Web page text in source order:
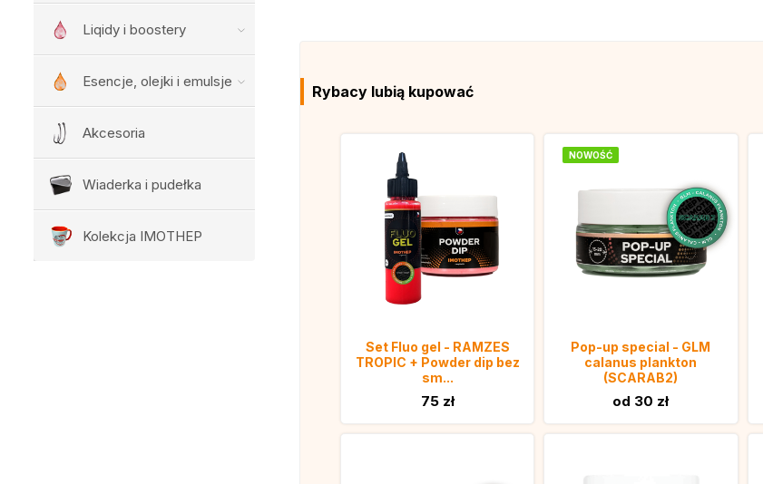
Liqidy i boostery
Esencje, olejki i emulsje
Akcesoria
Wiaderka i pudełka
Kolekcja IMOTHEP
Rybacy lubią kupować
Set Fluo gel - RAMZES
TROPIC + Powder dip bez
sm...
75 zł
NOWOŚĆ
Pop-up special - GLM
calanus plankton
(SCARAB2)
od 30 zł